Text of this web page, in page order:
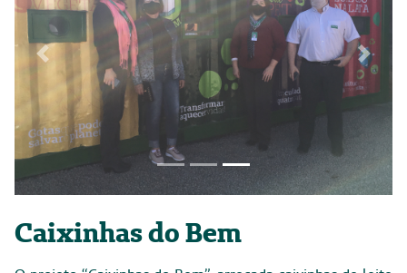
Focus first slide
Focus second slide
Focus third slide
Previous Next
Caixinhas do Bem